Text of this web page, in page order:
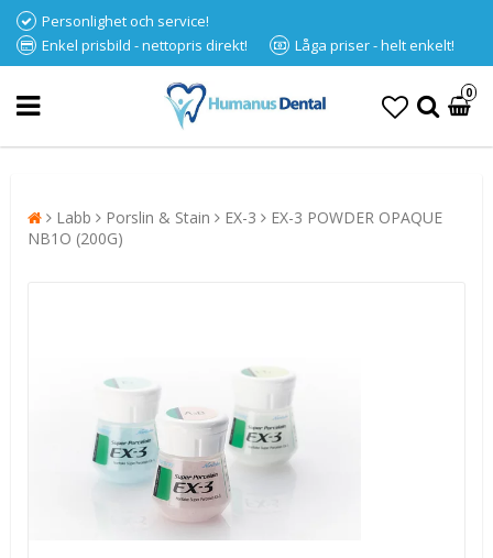
Personlighet och service!
Enkel prisbild - nettopris direkt!
Låga priser - helt enkelt!
0
Labb Porslin & Stain EX-3
EX-3 POWDER OPAQUE
NB1O (200G)